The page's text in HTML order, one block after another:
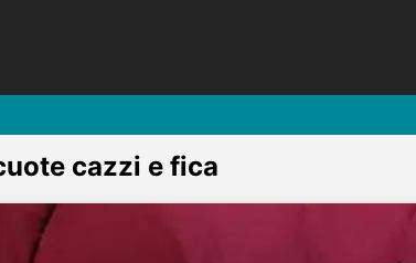
cazzi e fica